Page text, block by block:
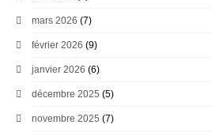
mars 2026 (7)
février 2026 (9)
janvier 2026 (6)
décembre 2025 (5)
novembre 2025 (7)